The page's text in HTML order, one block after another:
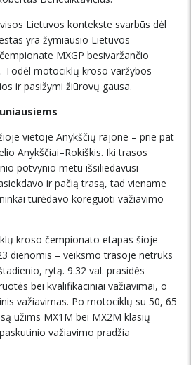
Lietuvos kontekste svarbūs dėl
yra žymiausio Lietuvos
MXGP besivaržančio
Todėl motociklų kroso varžybos
ir pasižymi žiūrovų gausa.
vietoje Anykščių rajone – prie pat
Anykščiai–Rokiškis. Iki trasos
potvynio metu išsiliedavusi
ir pačią trasą, tad viename
turėdavo koreguoti važiavimo
kroso čempionato etapas šioje
dienomis – veiksmo trasoje netrūks
rytą. 9.32 val. prasidės
bei kvalifikaciniai važiavimai, o
važiavimas. Po motociklų su 50, 65
užims MX1M bei MX2M klasių
važiavimo pradžia